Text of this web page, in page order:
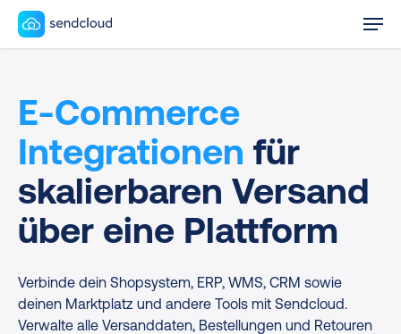
Skip
E-Commerce
Integrationen für
skalierbaren Versand
über eine Plattform
Verbinde dein Shopsystem, ERP, WMS, CRM sowie
deinen Marktplatz und andere Tools mit Sendcloud.
Verwalte alle Versanddaten, Bestellungen und Retouren